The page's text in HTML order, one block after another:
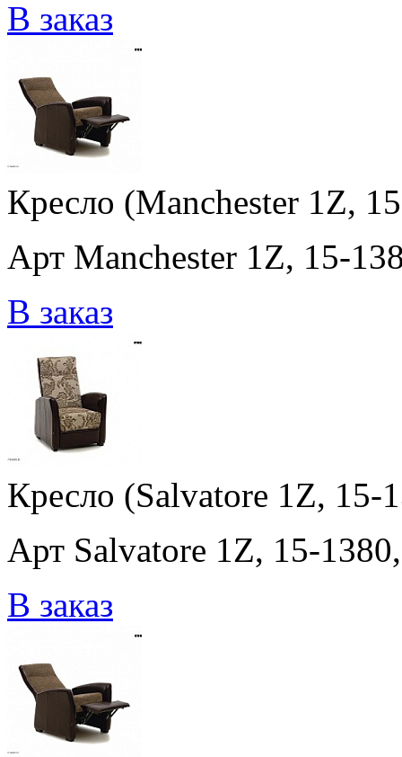
В заказ
Кресло (Manchester 1Z,
Арт Manchester 1Z, 15-
В заказ
Кресло (Salvatore 1Z, 15-
Арт Salvatore 1Z, 15-
В заказ